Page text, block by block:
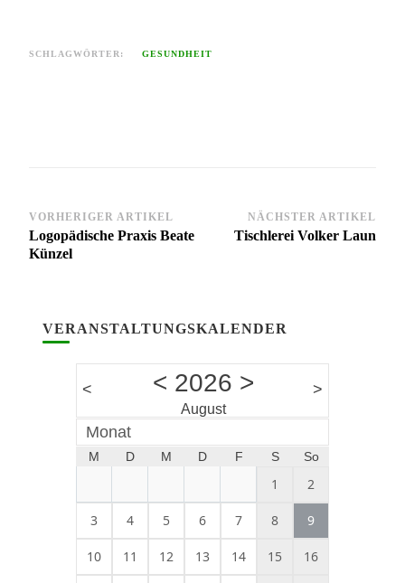
SCHLAGWÖRTER: GESUNDHEIT
VORHERIGER ARTIKEL
Logopädische Praxis Beate
Künzel
NÄCHSTER ARTIKEL
Tischlerei Volker Laun
VERANSTALTUNGSKALENDER
< < 2026 >
August
>
Monat
M D M D F S So
1 2
3 4 5 6 7 8 9
10 11 12 13 14 15 16